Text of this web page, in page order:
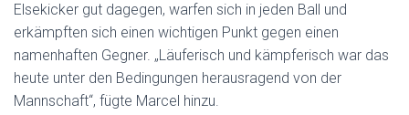
Elsekicker gut dagegen, warfen sich in jeden Ball und
erkämpften sich einen wichtigen Punkt gegen einen
namenhaften Gegner. „Läuferisch und kämpferisch war das
heute unter den Bedingungen herausragend von der
Mannschaft“, fügte Marcel hinzu.